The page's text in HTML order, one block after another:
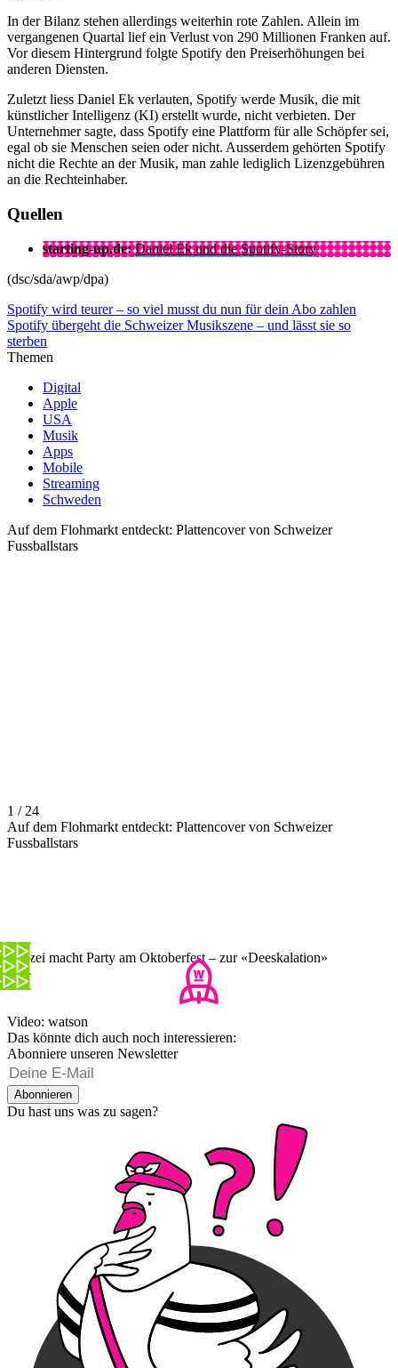
In der Bilanz stehen allerdings weiterhin rote Zahlen. Allein im
vergangenen Quartal lief ein Verlust von 290 Millionen Franken auf.
Vor diesem Hintergrund folgte Spotify den Preiserhöhungen bei
anderen Diensten.
Zuletzt liess Daniel Ek verlauten, Spotify werde Musik, die mit
künstlicher Intelligenz (KI) erstellt wurde, nicht verbieten. Der
Unternehmer sagte, dass Spotify eine Plattform für alle Schöpfer sei,
egal ob sie Menschen seien oder nicht. Ausserdem gehörten Spotify
nicht die Rechte an der Musik, man zahle lediglich Lizenzgebühren
an die Rechteinhaber.
Quellen
starting-up.de: Daniel Ek und die Spotify-Story
(dsc/sda/awp/dpa)
Spotify wird teurer – so viel musst du nun für dein Abo zahlen
Spotify übergeht die Schweizer Musikszene – und lässt sie so
sterben
Themen
Digital
Apple
USA
Musik
Apps
Mobile
Streaming
Schweden
Auf dem Flohmarkt entdeckt: Plattencover von Schweizer
Fussballstars
1 / 24
Auf dem Flohmarkt entdeckt: Plattencover von Schweizer
Fussballstars
Polizei macht Party am Oktoberfest – zur «Deeskalation»
Video: watson
Das könnte dich auch noch interessieren:
Abonniere unseren Newsletter
Abonnieren
Du hast uns was zu sagen?